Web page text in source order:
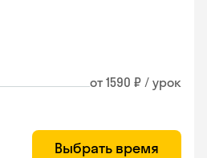
от 1590 ₽ / урок
Выбрать время